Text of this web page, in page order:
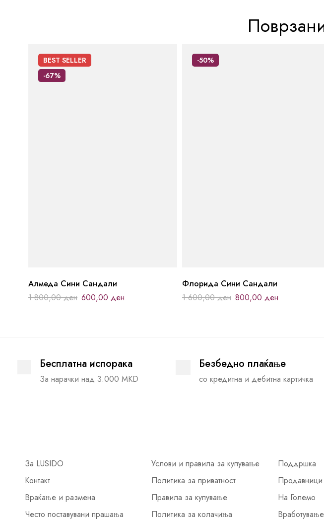
BEST SELLER
-67%
Алмеда Сини Сандали
1.800,00ден 600,00 ден
-50%
Флорида Сини Сандали
1.600,00ден 800,00 ден
Бесплатна испорака
За нарачки над 3.000 MKD
Безбедно плаќање
со кредитна и дебитна картичка
За LUSIDO
Контакт
Враќање и размена
Често поставувани прашања
Услови и правила за купување
Политика за приватност
Правила за купување
Политика за колачиња
Поддршка
Продавници
На Големо
Вработување